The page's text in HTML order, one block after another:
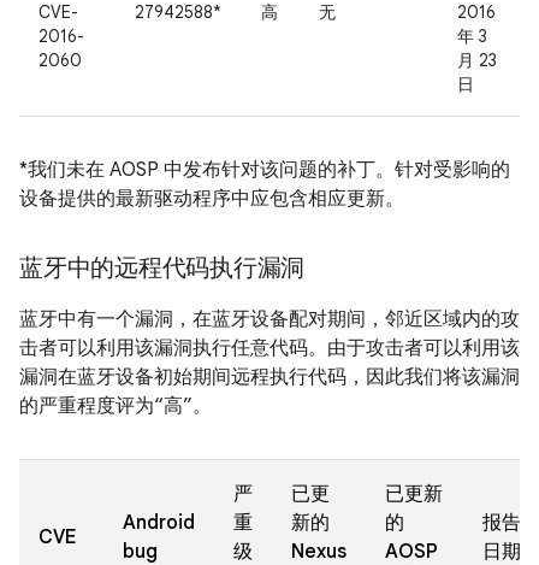
CVE-
2016-
2060
27942588* 高 无
2016
年 3
月 23
日
*我们未在 AOSP 中发布针对该问题的补丁。针对受影响的
设备提供的最新驱动程序中应包含相应更新。
蓝牙中的远程代码执行漏洞
蓝牙中有一个漏洞，在蓝牙设备配对期间，邻近区域内的攻
击者可以利用该漏洞执行任意代码。由于攻击者可以利用该
漏洞在蓝牙设备初始期间远程执行代码，因此我们将该漏洞
的严重程度评为“高”。
CVE
Android
bug
严
重
级
已更
新的
Nexus
已更新
的
AOSP
报告
日期